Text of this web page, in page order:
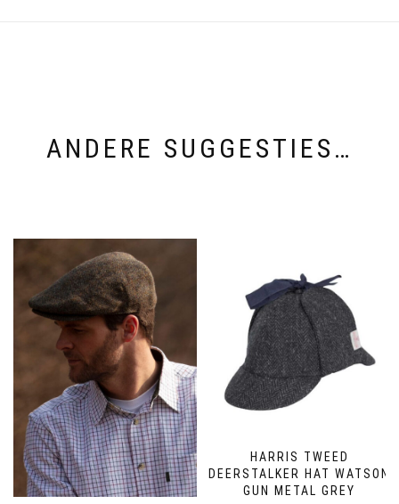
ANDERE SUGGESTIES…
HARRIS TWEED
DEERSTALKER HAT WATSON
GUN METAL GREY